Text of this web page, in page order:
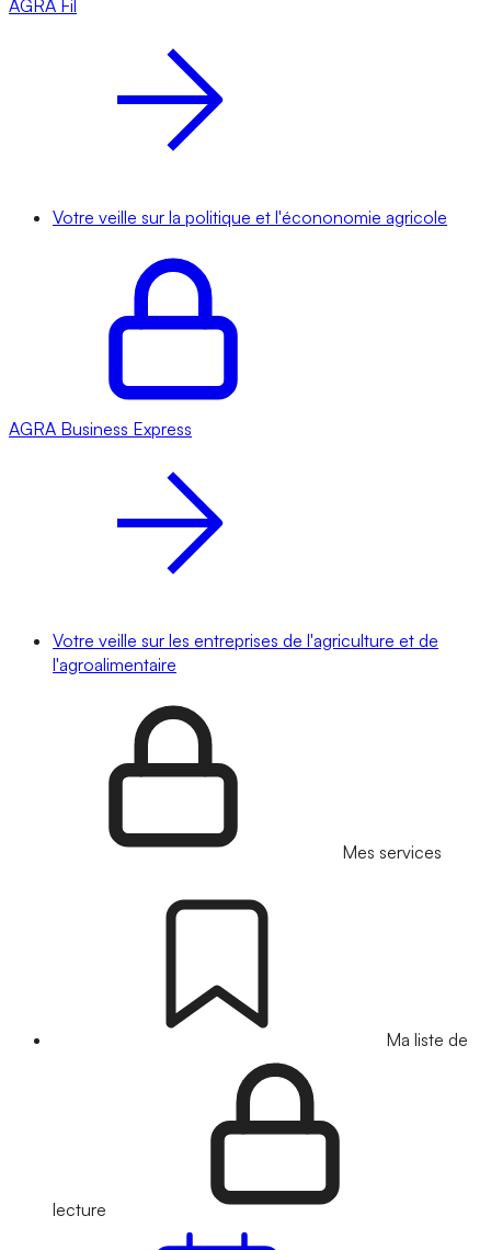
AGRA Fil
Votre veille sur la politique et l'écononomie agricole
AGRA Business Express
Votre veille sur les entreprises de l'agriculture et de
l'agroalimentaire
Mes services
Ma liste de
lecture